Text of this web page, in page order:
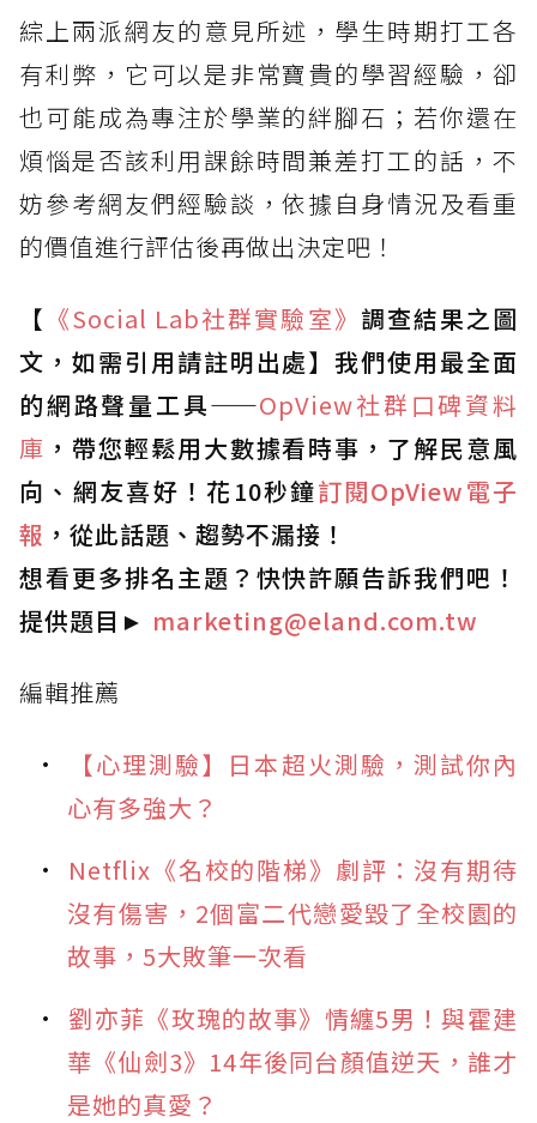
綜上兩派網友的意見所述，學生時期打工各
有利弊，它可以是非常寶貴的學習經驗，卻
也可能成為專注於學業的絆腳石；若你還在
煩惱是否該利用課餘時間兼差打工的話，不
妨參考網友們經驗談，依據自身情況及看重
的價值進行評估後再做出決定吧！
【 《Social Lab社群實驗室》 調查結果之圖
文，如需引用請註明出處】我們使用最全面
的網路聲量工具——OpView社群口碑資料
庫 ，帶您輕鬆用大數據看時事，了解民意風
向、網友喜好！花10秒鐘訂閱OpView電子
報 ，從此話題、趨勢不漏接！
想看更多排名主題？快快許願告訴我們吧！
提供題目 ► marketing@eland.com.tw
編輯推薦
【心理測驗】日本超火測驗，測試你內
心有多強大？
Netflix《名校的階梯》劇評：沒有期待
沒有傷害，2個富二代戀愛毀了全校園的
故事，5大敗筆一次看
劉亦菲《玫瑰的故事》情纏5男！與霍建
華《仙劍3》14年後同台顏值逆天，誰才
是她的真愛？